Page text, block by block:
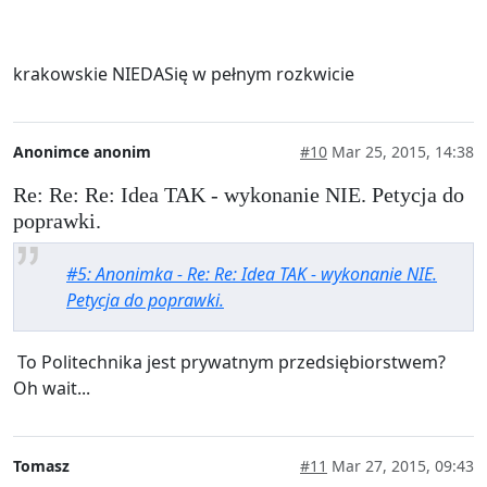
krakowskie NIEDASię w pełnym rozkwicie
Anonimce anonim #10 Mar 25, 2015, 14:38
Re: Re: Re: Idea TAK - wykonanie NIE. Petycja do
poprawki.
#5: Anonimka - Re: Re: Idea TAK - wykonanie NIE.
Petycja do poprawki.
To Politechnika jest prywatnym przedsiębiorstwem?
Oh wait...
Tomasz #11 Mar 27, 2015, 09:43